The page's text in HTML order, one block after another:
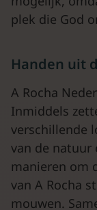
plek die God
Handen uit
A Rocha
Inmiddels
verschillende
van de natuur
manieren om
van A Rocha
mouwen.